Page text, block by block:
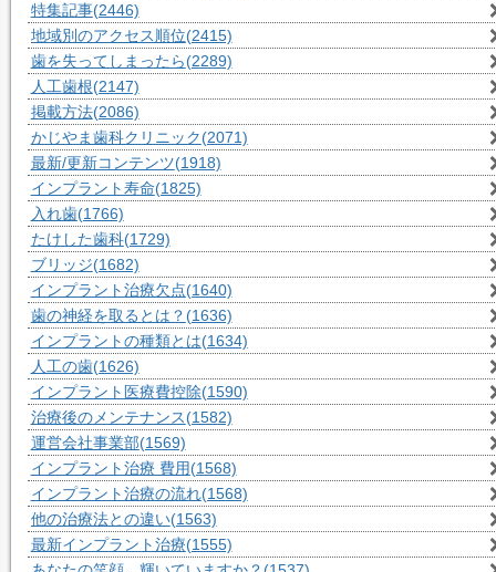
特集記事(2446)
地域別のアクセス順位(2415)
歯を失ってしまったら(2289)
人工歯根(2147)
掲載方法(2086)
かじやま歯科クリニック(2071)
最新/更新コンテンツ(1918)
インプラント寿命(1825)
入れ歯(1766)
たけした歯科(1729)
ブリッジ(1682)
インプラント治療欠点(1640)
歯の神経を取るとは？ (1636)
インプラントの種類とは(1634)
人工の歯(1626)
インプラント医療費控除(1590)
治療後のメンテナンス(1582)
運営会社事業部(1569)
インプラント治療 費用(1568)
インプラント治療の流れ(1568)
他の治療法との違い(1563)
最新インプラント治療(1555)